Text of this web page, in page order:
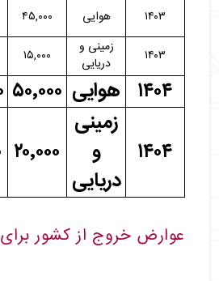
۱۴۰۳ هوایی ۴۵,۰۰۰
۱۴۰۳
زمینی و
دریایی
۱۵,۰۰۰
۱۴۰۴ هوایی ۵۰٬۰۰۰
۱۴۰۴
زمینی
و
دریایی
۲۰٬۰۰۰
عوارض خروج از کشور